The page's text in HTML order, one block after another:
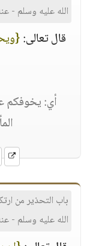
الله عليه وسلم -
قال تعالى:
أي: يخوفكم
باب التحذير من
الله عليه وسلم -